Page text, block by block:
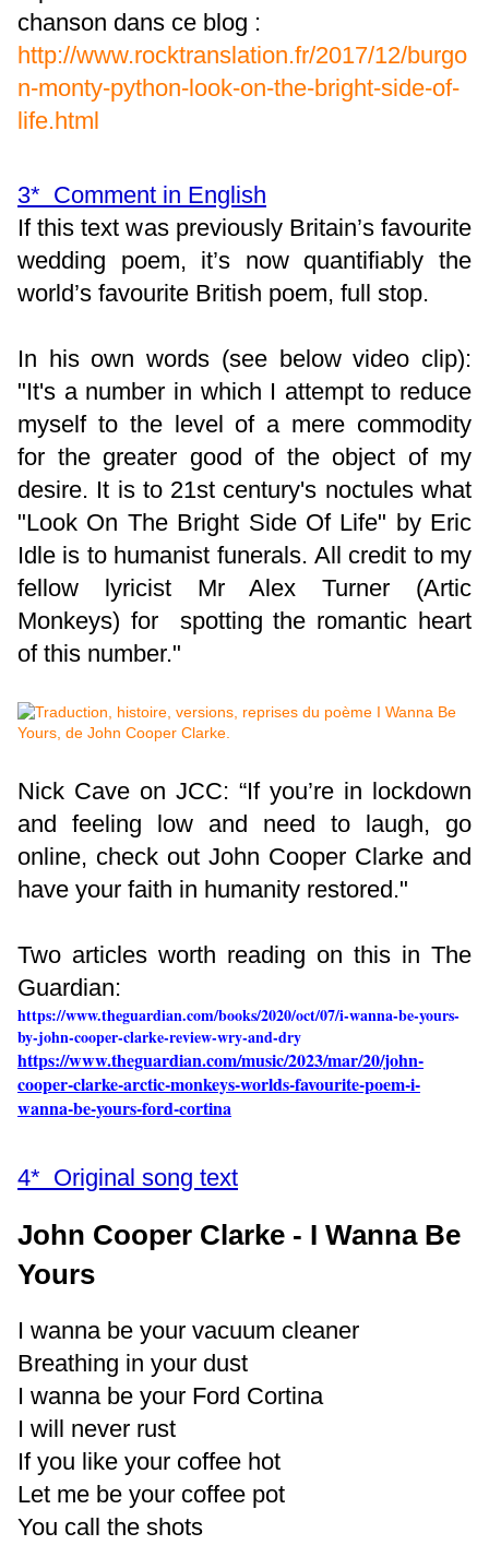
chanson dans ce blog :
http://www.rocktranslation.fr/2017/12/burgo
n-monty-python-look-on-the-bright-side-of-
life.html
3* Comment in English
If this text was previously Britain’s favourite
wedding poem, it’s now quantifiably the
world’s favourite British poem, full stop.
In his own words (see below video clip):
"It's a number in which I attempt to reduce
myself to the level of a mere commodity
for the greater good of the object of my
desire. It is to 21st century's noctules what
"Look On The Bright Side Of Life" by Eric
Idle is to humanist funerals. All credit to my
fellow lyricist Mr Alex Turner (Artic
Monkeys) for spotting the romantic heart
of this number."
Nick Cave on JCC: “If you’re in lockdown
and feeling low and need to laugh, go
online, check out John Cooper Clarke and
have your faith in humanity restored."
Two articles worth reading on this in The
Guardian:
https://www.theguardian.com/books/2020/oct/07/i-wanna-be-yours-
by-john-cooper-clarke-review-wry-and-dry
https://www.theguardian.com/music/2023/mar/20/john-
cooper-clarke-arctic-monkeys-worlds-favourite-poem-i-
wanna-be-yours-ford-cortina
4* Original song text
John Cooper Clarke - I Wanna Be
Yours
I wanna be your vacuum cleaner
Breathing in your dust
I wanna be your Ford Cortina
I will never rust
If you like your coffee hot
Let me be your coffee pot
You call the shots